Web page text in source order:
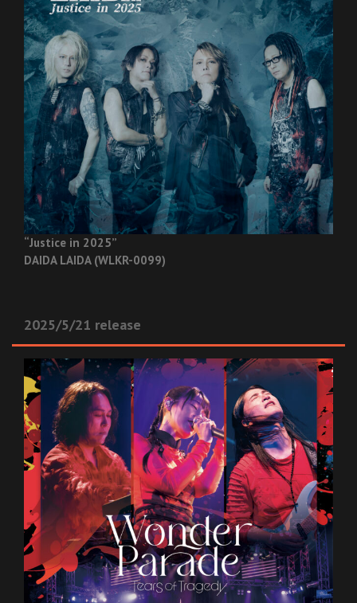
“Justice in 2025”
DAIDA LAIDA (WLKR-0099)
2025/5/21 release